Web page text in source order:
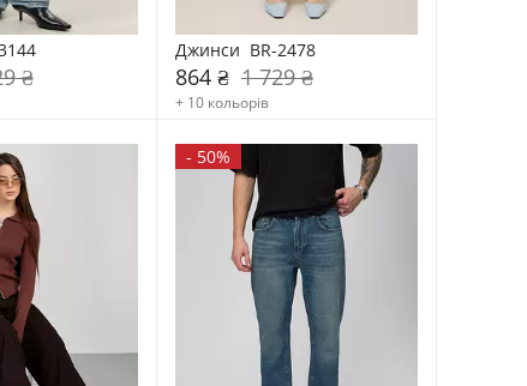
₴
Джинси  BR-2478
864 ₴ 1 729 ₴
+ 10 кольорів
- 50%